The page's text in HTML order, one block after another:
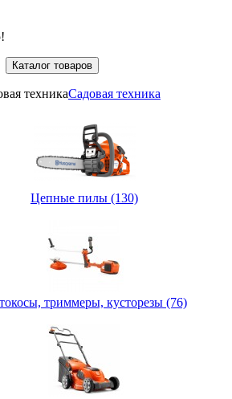
Каталог товаров
техникаСадовая техника
Цепные пилы (130)
триммеры, кусторезы (76)